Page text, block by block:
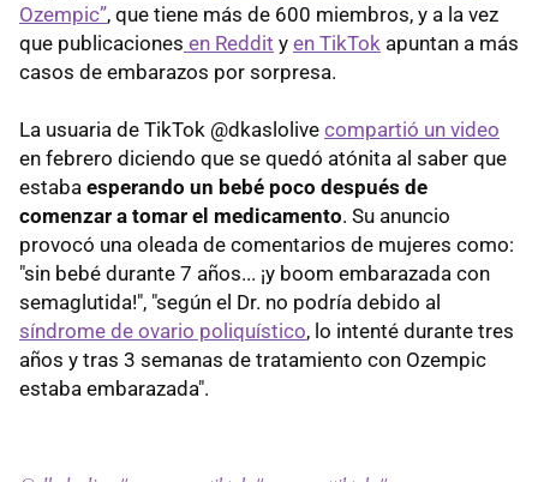
Ozempic”, que tiene más de 600 miembros, y a la vez
que publicaciones en Reddit y en TikTok apuntan a más
casos de embarazos por sorpresa.
La usuaria de TikTok @dkaslolive compartió un video
en febrero diciendo que se quedó atónita al saber que
estaba esperando un bebé poco después de
comenzar a tomar el medicamento. Su anuncio
provocó una oleada de comentarios de mujeres como:
"sin bebé durante 7 años... ¡y boom embarazada con
semaglutida!", "según el Dr. no podría debido al
síndrome de ovario poliquístico, lo intenté durante tres
años y tras 3 semanas de tratamiento con Ozempic
estaba embarazada".